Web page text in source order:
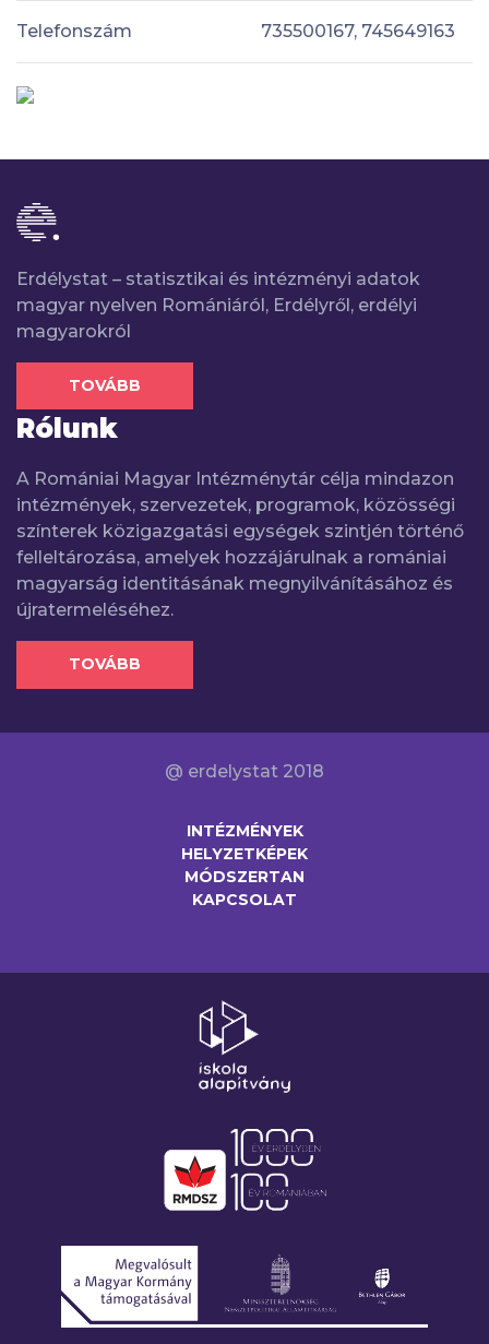
Telefonszám 735500167, 745649163
Erdélystat – statisztikai és intézményi adatok
magyar nyelven Romániáról, Erdélyről, erdélyi
magyarokról
TOVÁBB
Rólunk
A Romániai Magyar Intézménytár célja mindazon
intézmények, szervezetek, programok, közösségi
színterek közigazgatási egységek szintjén történő
felleltározása, amelyek hozzájárulnak a romániai
magyarság identitásának megnyilvánításához és
újratermeléséhez.
TOVÁBB
@ erdelystat 2018
INTÉZMÉNYEK
HELYZETKÉPEK
MÓDSZERTAN
KAPCSOLAT